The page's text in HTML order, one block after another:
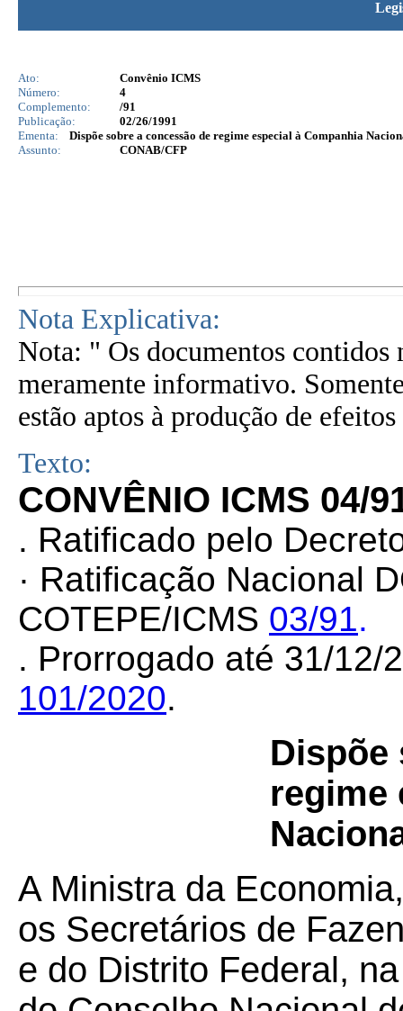
Ato:
Convênio ICMS
Número:
4
Complemento:
/91
Publicação:
02/26/1991
Ementa:
Dispõe sobre a concessão de regime especial à Companhia
Assunto:
CONAB/CFP
Nota Explicativa:
Nota: " Os documentos contidos
meramente informativo.
estão aptos à produção de
Texto:
CONVÊNIO ICMS 04/
. Ratificado pelo
· Ratificação Nacional
COTEPE/ICMS 03/91.
. Prorrogado até 31/12/
101/2020.
Dispõe
regime
A Ministra da
os Secretários de
e do Distrito Federal,